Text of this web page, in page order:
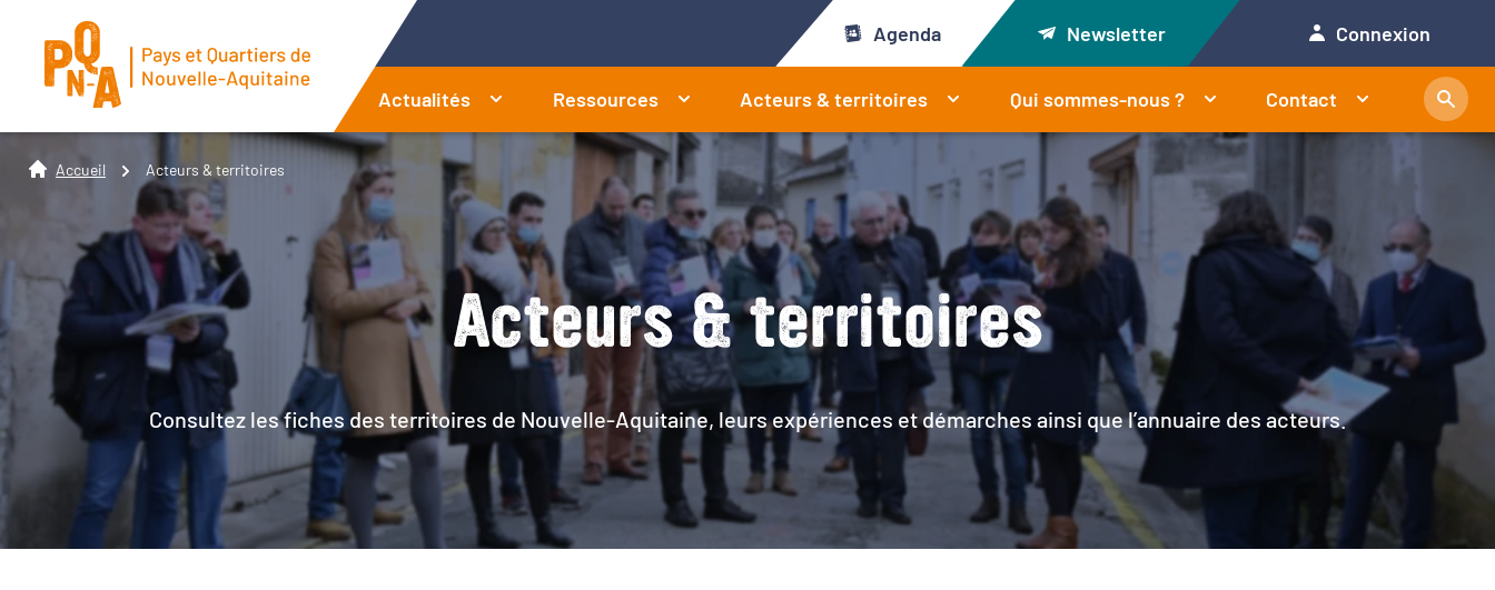
Agenda Newsletter Connexion
Actualités Ressources Acteurs & territoires Qui sommes-nous ? Contact
Accueil Acteurs & territoires
Acteurs & territoires
Consultez les fiches des territoires de Nouvelle-Aquitaine, leurs expériences et démarches ainsi que l’annuaire des acteurs.